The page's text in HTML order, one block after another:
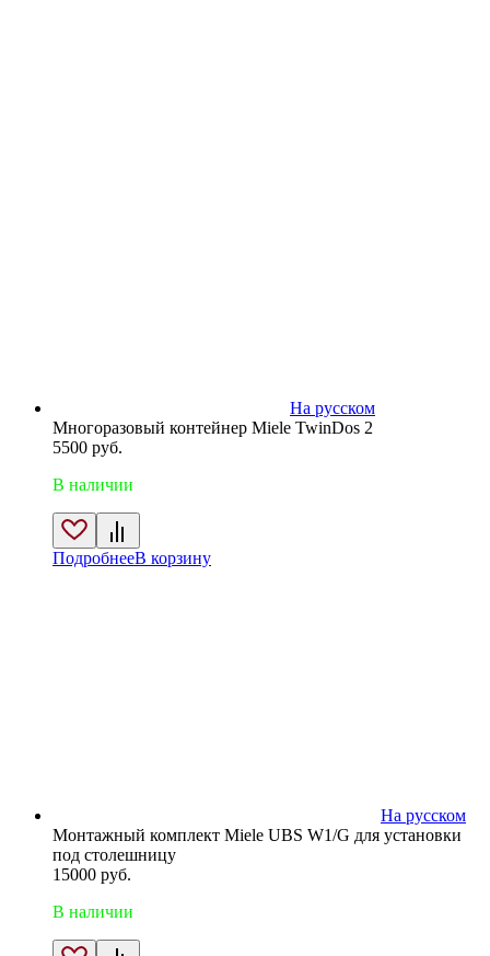
На русском
Многоразовый контейнер Miele TwinDos 2
5500 руб.
В наличии
ПодробнееВ корзину
На русском
Монтажный комплект Miele UBS W1/G для установки
под столешницу
15000 руб.
В наличии